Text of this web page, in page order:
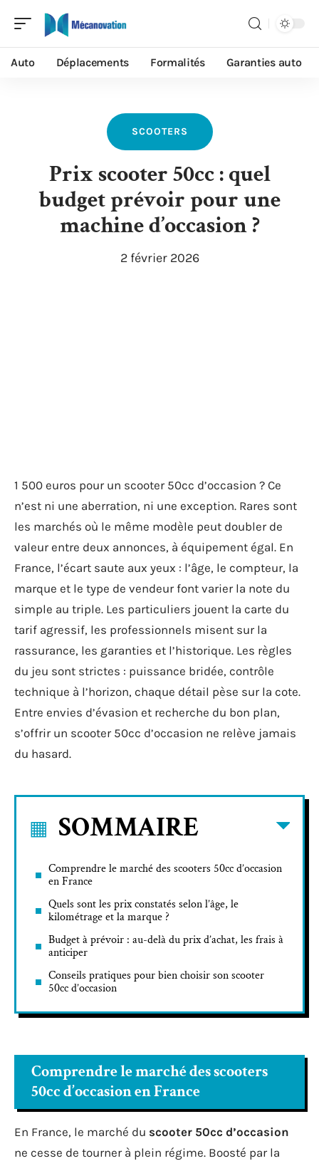
Auto Déplacements Formalités Garanties auto
SCOOTERS
Prix scooter 50cc : quel
budget prévoir pour une
machine d’occasion ?
2 février 2026
1 500 euros pour un scooter 50cc d’occasion ? Ce
n’est ni une aberration, ni une exception. Rares sont
les marchés où le même modèle peut doubler de
valeur entre deux annonces, à équipement égal. En
France, l’écart saute aux yeux : l’âge, le compteur, la
marque et le type de vendeur font varier la note du
simple au triple. Les particuliers jouent la carte du
tarif agressif, les professionnels misent sur la
rassurance, les garanties et l’historique. Les règles
du jeu sont strictes : puissance bridée, contrôle
technique à l’horizon, chaque détail pèse sur la cote.
Entre envies d’évasion et recherche du bon plan,
s’offrir un scooter 50cc d’occasion ne relève jamais
du hasard.
SOMMAIRE
Comprendre le marché des scooters 50cc d’occasion
en France
Quels sont les prix constatés selon l’âge, le
kilométrage et la marque ?
Budget à prévoir : au-delà du prix d’achat, les frais à
anticiper
Conseils pratiques pour bien choisir son scooter
50cc d’occasion
Comprendre le marché des scooters
50cc d’occasion en France
En France, le marché du scooter 50cc d’occasion
ne cesse de tourner à plein régime. Boosté par la